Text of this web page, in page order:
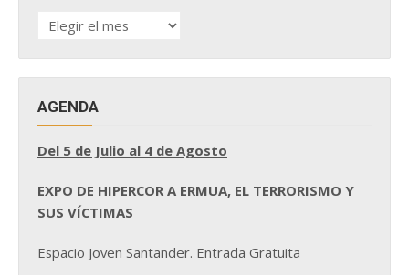
HISTÓRICO
DE
AGENDA
Del 5 de Julio al 4 de Agosto
EXPO DE HIPERCOR A ERMUA, EL TERRORISMO Y
SUS VÍCTIMAS
Espacio Joven Santander. Entrada Gratuita